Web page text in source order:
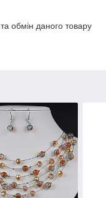
обмін даного товару